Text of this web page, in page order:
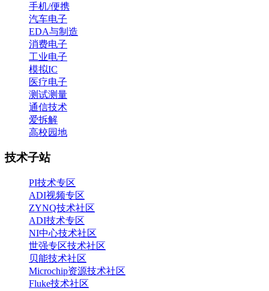
手机/便携
汽车电子
EDA与制造
消费电子
工业电子
模拟IC
医疗电子
测试测量
通信技术
爱拆解
高校园地
技术子站
PI技术专区
ADI视频专区
ZYNQ技术社区
ADI技术专区
NI中心技术社区
世强专区技术社区
贝能技术社区
Microchip资源技术社区
Fluke技术社区